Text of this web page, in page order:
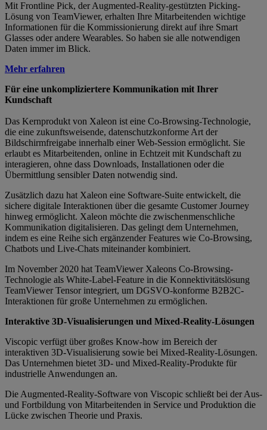
Mit Frontline Pick, der Augmented-Reality-gestützten Picking-
Lösung von TeamViewer, erhalten Ihre Mitarbeitenden wichtige
Informationen für die Kommissionierung direkt auf ihre Smart
Glasses oder andere Wearables. So haben sie alle notwendigen
Daten immer im Blick.
Mehr erfahren
Für eine unkompliziertere Kommunikation mit Ihrer
Kundschaft
Das Kernprodukt von Xaleon ist eine Co-Browsing-Technologie,
die eine zukunftsweisende, datenschutzkonforme Art der
Bildschirmfreigabe innerhalb einer Web-Session ermöglicht. Sie
erlaubt es Mitarbeitenden, online in Echtzeit mit Kundschaft zu
interagieren, ohne dass Downloads, Installationen oder die
Übermittlung sensibler Daten notwendig sind.
Zusätzlich dazu hat Xaleon eine Software-Suite entwickelt, die
sichere digitale Interaktionen über die gesamte Customer Journey
hinweg ermöglicht. Xaleon möchte die zwischenmenschliche
Kommunikation digitalisieren. Das gelingt dem Unternehmen,
indem es eine Reihe sich ergänzender Features wie Co-Browsing,
Chatbots und Live-Chats miteinander kombiniert.
Im November 2020 hat TeamViewer Xaleons Co-Browsing-
Technologie als White-Label-Feature in die Konnektivitätslösung
TeamViewer Tensor integriert, um DGSVO-konforme B2B2C-
Interaktionen für große Unternehmen zu ermöglichen.
Interaktive 3D-Visualisierungen und Mixed-Reality-Lösungen
Viscopic verfügt über großes Know-how im Bereich der
interaktiven 3D-Visualisierung sowie bei Mixed-Reality-Lösungen.
Das Unternehmen bietet 3D- und Mixed-Reality-Produkte für
industrielle Anwendungen an.
Die Augmented-Reality-Software von Viscopic schließt bei der Aus-
und Fortbildung von Mitarbeitenden in Service und Produktion die
Lücke zwischen Theorie und Praxis.